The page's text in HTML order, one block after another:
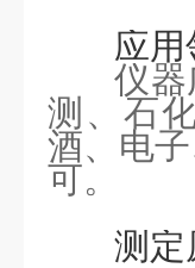
应用
仪
测、石
酒、电子
可。
测定